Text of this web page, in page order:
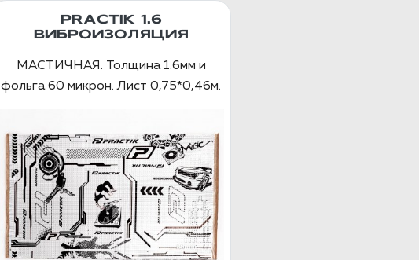
PRACTIK 1.6
ВИБРОИЗОЛЯЦИЯ
МАСТИЧНАЯ. Толщина 1.6мм и
фольга 60 микрон. Лист 0,75*0,46м.